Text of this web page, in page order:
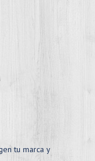
tu marca y